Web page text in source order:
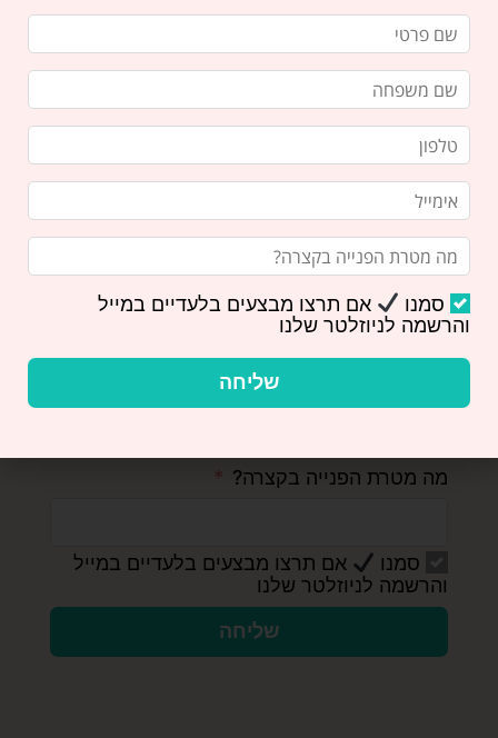
אלינוואנו נשמח לענות על כל השאלות שלכם!
שם פרטי
שם משפחה
טלפון
מה מטרת הפנייה בקצרה?
סמנו
אם תרצו מבצעים בלעדיים במייל
והרשמה לניוזלטר שלנו
שליחה
סמנו
אם תרצו מבצעים בלעדיים במייל
והרשמה לניוזלטר שלנו
שליחה